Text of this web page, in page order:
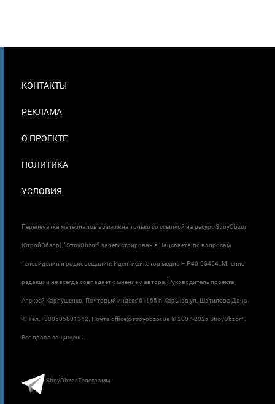
В
КОНТАКТЫ
РЕКЛАМА
О ПРОЕКТЕ
ПОЛИТИКА
УСЛОВИЯ
Перепечатка материалов возможна только со ссылкой на ресурс StroyObzor
(СтройОбзор). "StroyObzor" зарегистрирован в Нацсовете по вопросам
телевидения и радиовещания. Идентификатор медиа – R40-06464. Мнение
редакции не всегда совпадает с мнением автора. Руководитель проекта
Алексей Карпушенко. Почтовый индекс 61165 г. Харьков ул. Шатилова Дача
4. Тел.+380505801342. Почта office@stroyobzor.ua © 2007-2026 StroyObzor™.
Все права защищены.
StroyObzor Телеграмм